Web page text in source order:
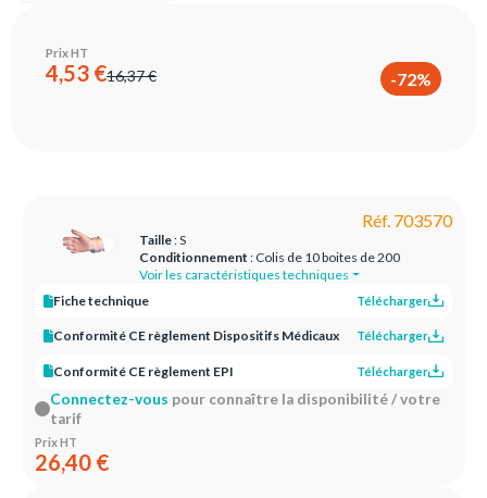
Prix HT
4,53 €16,37 € -72%
Réf. 703570
Taille: S
Conditionnement : Colis de 10 boites de 200
Voir les caractéristiques techniques
Fiche technique
Télécharger
Conformité CE règlement Dispositifs Médicaux Télécharger
Conformité CE règlement EPI Télécharger
Connectez-vous pour connaître la disponibilité / votre
tarif
Prix HT
26,40 €